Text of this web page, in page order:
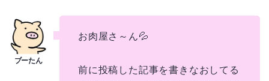
お肉屋さ～ん💦
前に投稿した記事を書きなおしてる